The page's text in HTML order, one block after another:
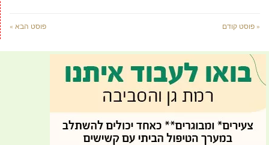
« פוסט קודם פוסט הבא »